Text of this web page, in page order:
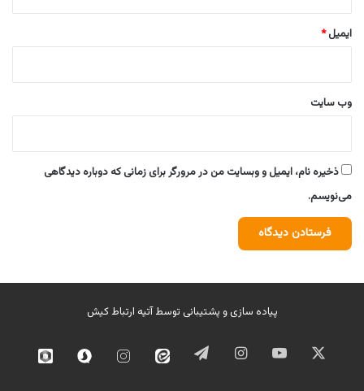
ایمیل*
وب‌ سایت
ذخیره نام، ایمیل و وبسایت من در مرورگر برای زمانی که دوباره دیدگاهی
می‌نویسم.
پیاده سازی و پشتیبانی توسطآتیه ارتباط کیش
ایکس یوتیوب اینستاگرامتلگرام ایتا
اینستاگرامسروش